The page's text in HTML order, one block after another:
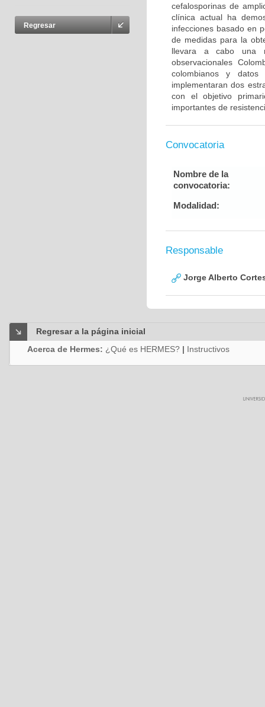
Regresar
cefalosporinas de
clínica actual ha
infecciones basado en
de medidas para la
llevara a cabo una
observacionales
colombianos y
implementaran dos
con el objetivo
importantes de
Convocatoria
Nombre de la
convocatoria:
Modalidad:
Responsable
Jorge Alberto
Regresar a la página inicial
Acerca de Hermes: ¿Qué es HERMES? | Instructivos